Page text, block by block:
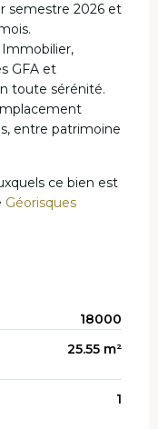
semestre 2026 et
GFA et
toute sérénité.
entre patrimoine
ce bien est
Géorisques
18000
25.55 m²
1